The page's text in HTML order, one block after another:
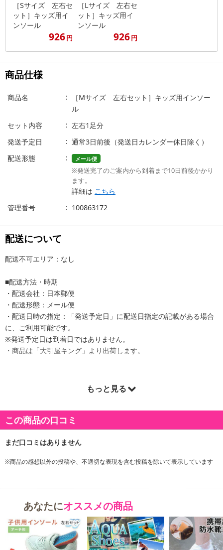
［Sサイズ 左右セ
ット］キッズ用イ
ンソール
926円
［Lサイズ 左右セ
ット］キッズ用イ
ンソール
926円
商品仕様
商品名
［Mサイズ 左右セット］キッズ用インソー
ル
セット内容
左右1足分
発送予定日
通常3日前後（発送日カレンダー休日除く）
配送形態
メール便
※発送完了のご案内から到着まで10日前後かかり
ます。
詳細は こちら
管理番号
100863172
配送について
配送不可エリア：なし
■配送方法・時期
・配送会社：日本郵便
・配送形態：メール便
・配送日時の指定：「発送予定日」に配送日指定の記載がある場合
に、ご利用可能です。
※発送予定日は到着日ではありません。
・商品は「大引屋キング」より出荷します。
もっと見る
この商品の口コミ
※商品の感想以外の投稿や、不適切な表現を含む投稿を除いて表示しています
あなたにオススメの商品